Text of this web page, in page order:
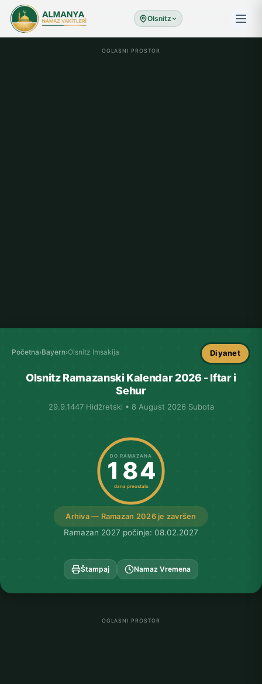
Olsnitz
OGLASNI PROSTOR
Početna›Bayern›Olsnitz Imsakija Diyanet
Olsnitz Ramazanski Kalendar 2026 - Iftar i
Sehur
29.9.1447 Hidžretski • 8 August 2026 Subota
Arhiva — Ramazan 2026 je završen
DO RAMAZANA
184
dana preostalo
Ramazan 2027 počinje: 08.02.2027
Štampaj Namaz Vremena
OGLASNI PROSTOR